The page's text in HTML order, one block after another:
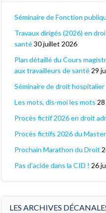
Séminaire de Fonction
Travaux dirigés (2026) en
santé30 juillet 2026
Plan détaillé du Cours
aux travailleurs de santé 29
Séminaire de droit hospitalier
Les mots, dis-moi les mots
Procès fictif 2026 en droit
Procès fictifs 2026 du
Prochain Marathon du Droit
Pas d’acide dans la CID ! 26
LES ARCHIVES